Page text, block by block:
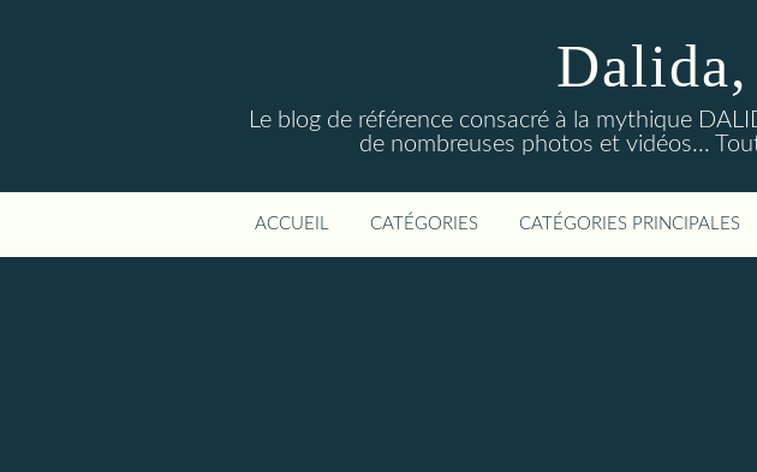
Le blog de référence consacré à la mythique
de nombreuses photos et vidéos...
ACCUEIL CATÉGORIES CATÉGORIES PRINCIPALES